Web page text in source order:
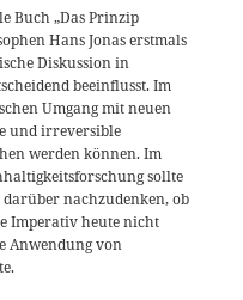
Buch „Das Prinzip
Hans Jonas erstmals
Diskussion in
beeinflusst. Im
Umgang mit neuen
und irreversible
werden können. Im
sollte
darüber nachzudenken, ob
Imperativ heute nicht
Anwendung von